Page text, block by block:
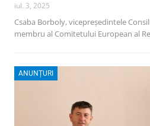
iul. 3, 2025
Csaba Borboly, vicepreședintele
membru al Comitetului European al
ANUNȚURI